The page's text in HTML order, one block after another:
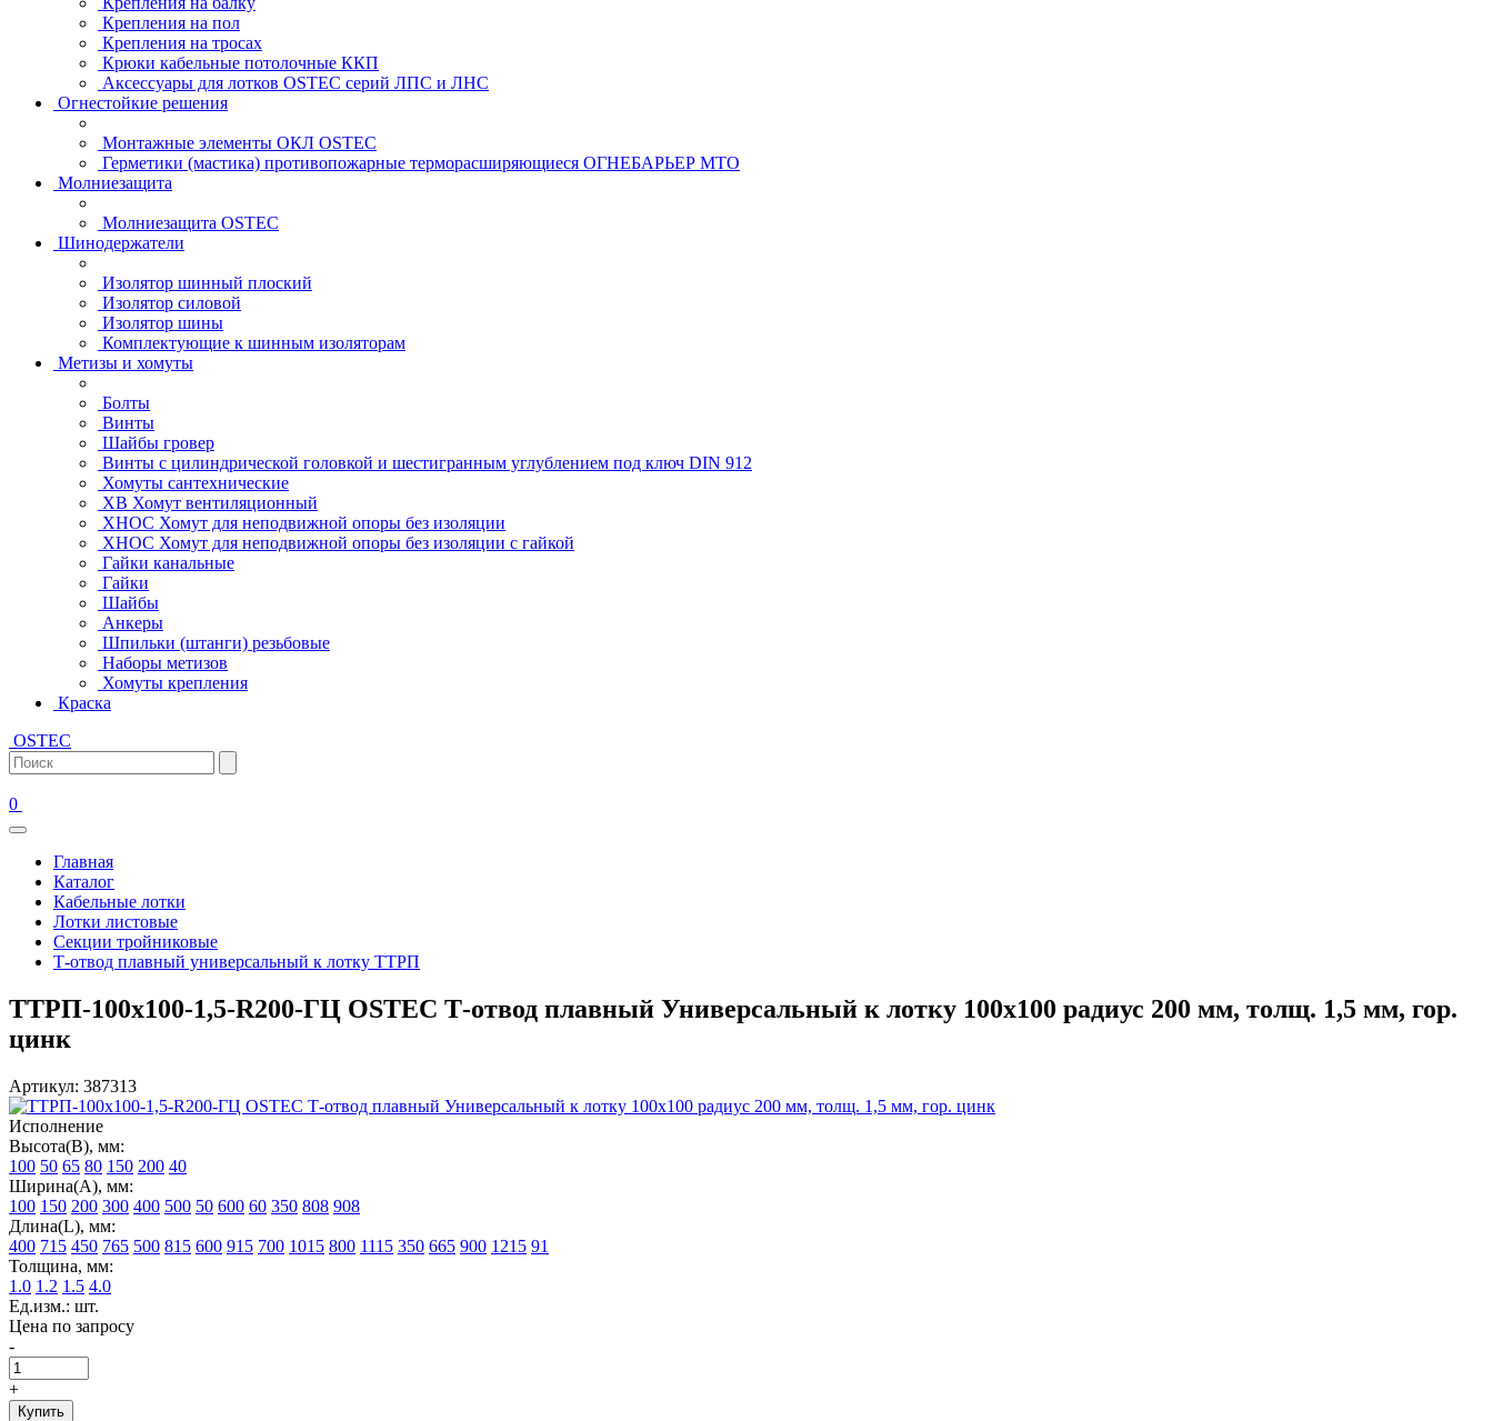
Крепления на пол
Крепления на тросах
Крюки кабельные потолочные ККП
Аксессуары для лотков OSTEC серий ЛПС и ЛНС
Огнестойкие решения
Монтажные элементы ОКЛ OSTEC
Герметики (мастика) противопожарные терморасширяющиеся ОГНЕБАРЬЕР МТО
Молниезащита
Молниезащита OSTEC
Шинодержатели
Изолятор шинный плоский
Изолятор силовой
Изолятор шины
Комплектующие к шинным изоляторам
Метизы и хомуты
Болты
Винты
Шайбы гровер
Винты с цилиндрической головкой и шестигранным углублением под ключ DIN 912
Хомуты сантехнические
ХВ Хомут вентиляционный
ХНОС Хомут для неподвижной опоры без изоляции
ХНОС Хомут для неподвижной опоры без изоляции с гайкой
Гайки канальные
Гайки
Шайбы
Анкеры
Шпильки (штанги) резьбовые
Наборы метизов
Хомуты крепления
Краска
OSTEC
0
Главная
Каталог
Кабельные лотки
Лотки листовые
Секции тройниковые
Т-отвод плавный универсальный к лотку ТТРП
ТТРП-100х100-1,5-R200-ГЦ OSTEC Т-отвод плавный Универсальный к лотку 100х100 радиус 200 мм, толщ. 1,5 мм, гор.
цинк
Артикул: 387313
Исполнение
Высота(В), мм:
100 50 65 80 150 200 40
Ширина(А), мм:
100 150 200 300 400 500 50 600 60 350 808 908
Длина(L), мм:
400 715 450 765 500 815 600 915 700 1015 800 1115 350 665 900 1215 91
Толщина, мм:
1.0 1.2 1.5 4.0
Ед.изм.: шт.
Цена по запросу
-
+
Купить